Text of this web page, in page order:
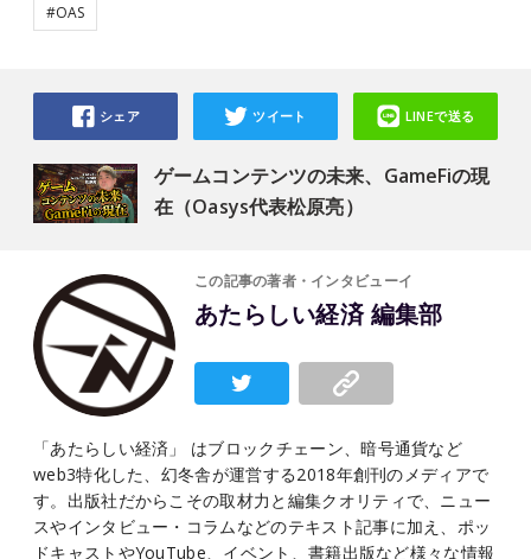
#OAS
ゲームコンテンツの未来、GameFiの現
在（Oasys代表松原亮）
シェア ツイート LINEで送る
この記事の著者・インタビューイ
あたらしい経済 編集部
「あたらしい経済」 はブロックチェーン、暗号通貨など
web3特化した、幻冬舎が運営する2018年創刊のメディアで
す。出版社だからこその取材力と編集クオリティで、ニュー
スやインタビュー・コラムなどのテキスト記事に加え、ポッ
ドキャストやYouTube、イベント、書籍出版など様々な情報